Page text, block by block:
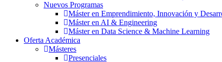
Nuevos Programas
Máster en Emprendimiento, Innovación y
Máster en AI & Engineering
Máster en Data Science & Machine Learning
Oferta Académica
Másteres
Presenciales